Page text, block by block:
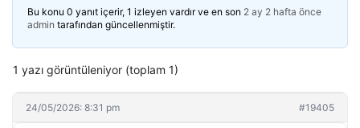
Bu konu 0 yanıt içerir, 1 izleyen vardır ve en son 2 ay 2 hafta önce
admin tarafından güncellenmiştir.
1 yazı görüntüleniyor (toplam 1)
24/05/2026: 8:31 pm #19405